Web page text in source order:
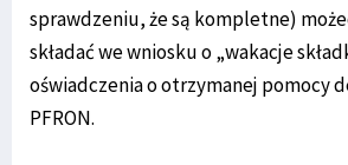
sprawdzeniu, że są kompletne)
składać we wniosku o „wakacje
oświadczenia o otrzymanej pomocy
PFRON.